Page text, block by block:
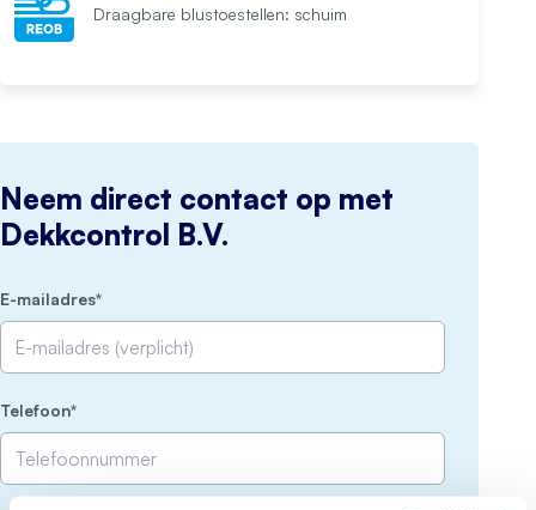
Neem direct contact op met
Dekkcontrol B.V.
E-mailadres
Telefoon
Draagbare blustoestellen: schuim